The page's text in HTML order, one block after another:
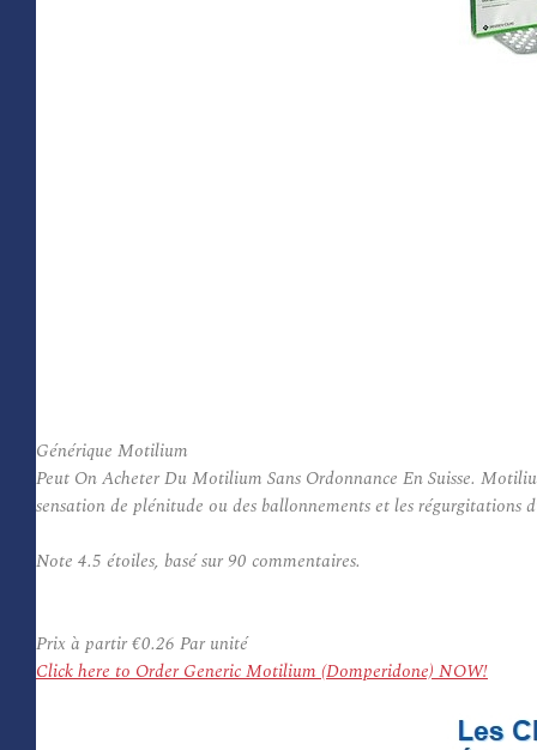
Générique Motilium
Peut On Acheter Du Motilium Sans Ordonnance En Suisse.
sensation de plénitude ou des ballonnements et les régurgitations
Note 4.5 étoiles, basé sur 90 commentaires.
Prix à partir€0.26 Par unité
Click here to Order Generic Motilium (Domperidone) NOW!